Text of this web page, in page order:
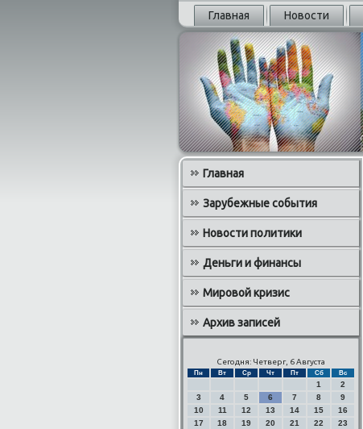
Главная Новости
Главная
Зарубежные события
Новости политики
Деньги и финансы
Мировой кризис
Архив записей
Сегодня: Четверг, 6 Августа
Пн Вт Ср Чт Пт Сб Вс
1
2
3
4 5 6 7 8
9
10
11 12 13 14 15
16
17
18 19 20 21 22
23